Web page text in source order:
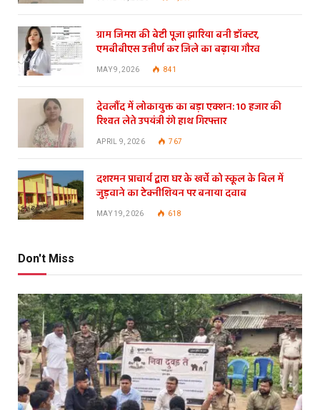
ग्राम जिमरा की बेटी पूजा झारिया बनी डॉक्टर,
एमबीबीएस उत्तीर्ण कर जिले का बढ़ाया गौरव
MAY 9, 2026 841
देवलौंद में लोकायुक्त का बड़ा एक्शन: 10 हजार की
रिश्वत लेते उपयंत्री रंगे हाथ गिरफ्तार
APRIL 9, 2026 767
दशरमन प्राचार्य द्वारा घर के खर्चे को स्कूल के बिल में
जुड़वाने का टेक्नीशियन पर बनाया दवाब
MAY 19, 2026 618
Don't Miss